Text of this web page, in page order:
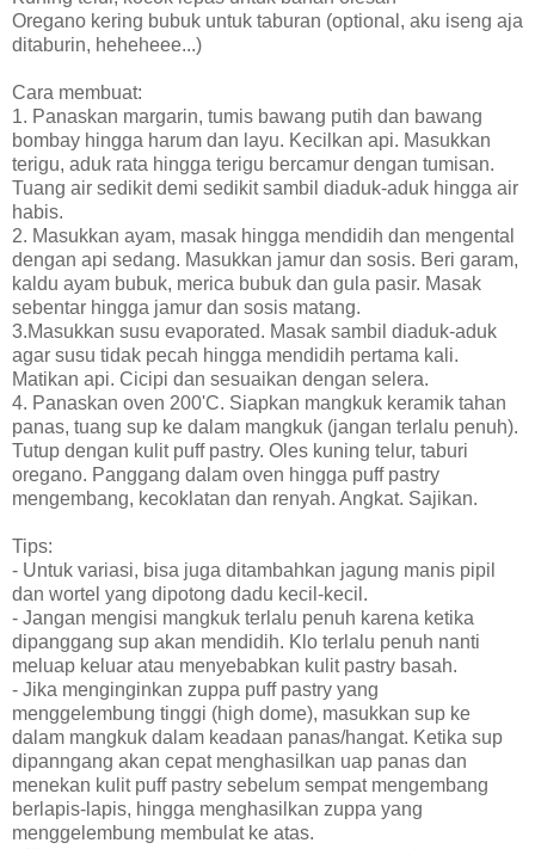
Oregano kering bubuk untuk taburan (optional, aku iseng aja
ditaburin, heheheee...)
Cara membuat:
1. Panaskan margarin, tumis bawang putih dan bawang
bombay hingga harum dan layu. Kecilkan api. Masukkan
terigu, aduk rata hingga terigu bercamur dengan tumisan.
Tuang air sedikit demi sedikit sambil diaduk-aduk hingga air
habis.
2. Masukkan ayam, masak hingga mendidih dan mengental
dengan api sedang. Masukkan jamur dan sosis. Beri garam,
kaldu ayam bubuk, merica bubuk dan gula pasir. Masak
sebentar hingga jamur dan sosis matang.
3.Masukkan susu evaporated. Masak sambil diaduk-aduk
agar susu tidak pecah hingga mendidih pertama kali.
Matikan api. Cicipi dan sesuaikan dengan selera.
4. Panaskan oven 200'C. Siapkan mangkuk keramik tahan
panas, tuang sup ke dalam mangkuk (jangan terlalu penuh).
Tutup dengan kulit puff pastry. Oles kuning telur, taburi
oregano. Panggang dalam oven hingga puff pastry
mengembang, kecoklatan dan renyah. Angkat. Sajikan.
Tips:
- Untuk variasi, bisa juga ditambahkan jagung manis pipil
dan wortel yang dipotong dadu kecil-kecil.
- Jangan mengisi mangkuk terlalu penuh karena ketika
dipanggang sup akan mendidih. Klo terlalu penuh nanti
meluap keluar atau menyebabkan kulit pastry basah.
- Jika menginginkan zuppa puff pastry yang
menggelembung tinggi (high dome), masukkan sup ke
dalam mangkuk dalam keadaan panas/hangat. Ketika sup
dipanngang akan cepat menghasilkan uap panas dan
menekan kulit puff pastry sebelum sempat mengembang
berlapis-lapis, hingga menghasilkan zuppa yang
menggelembung membulat ke atas.